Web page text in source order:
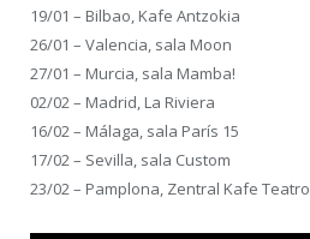
19/01 – Bilbao, Kafe Antzokia
26/01 – Valencia, sala Moon
27/01 – Murcia, sala Mamba!
02/02 – Madrid, La Riviera
16/02 – Málaga, sala París 15
17/02 – Sevilla, sala Custom
23/02 – Pamplona, Zentral Kafe Teatro